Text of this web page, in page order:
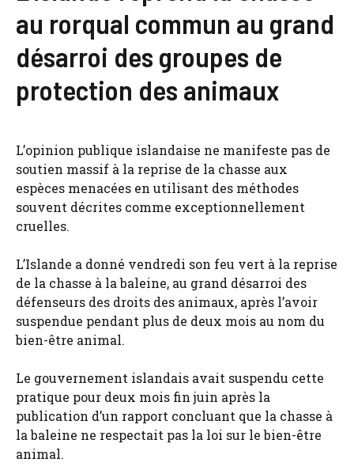
au rorqual commun au grand
désarroi des groupes de
protection des animaux
L’opinion publique islandaise ne manifeste pas de
soutien massif à la reprise de la chasse aux
espèces menacées en utilisant des méthodes
souvent décrites comme exceptionnellement
cruelles.
L’Islande a donné vendredi son feu vert à la reprise
de la chasse à la baleine, au grand désarroi des
défenseurs des droits des animaux, après l’avoir
suspendue pendant plus de deux mois au nom du
bien-être animal.
Le gouvernement islandais avait suspendu cette
pratique pour deux mois fin juin après la
publication d’un rapport concluant que la chasse à
la baleine ne respectait pas la loi sur le bien-être
animal.